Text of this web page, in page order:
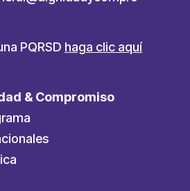
PQRSD haga clic aquí
& Compromiso